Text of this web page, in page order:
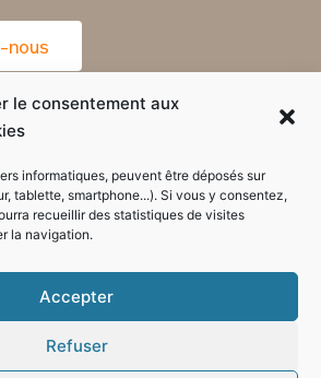
le consentement aux
informatiques, peuvent être déposés sur
tablette, smartphone...). Si vous y consentez,
recueillir des statistiques de visites
la navigation.
Accepter
Refuser
nous
de la mairie